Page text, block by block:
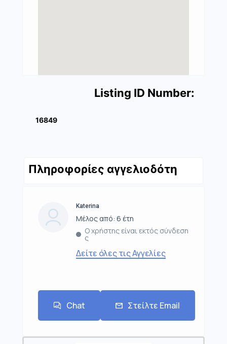
Listing ID Number:
16849
Πληροφορίες αγγελιοδότη
Katerina
Μέλος από: 6 έτη
Ο χρήστης είναι εκτός σύνδεση
ς
Δείτε όλες τις Αγγελίες
Chat Στείλτε Email